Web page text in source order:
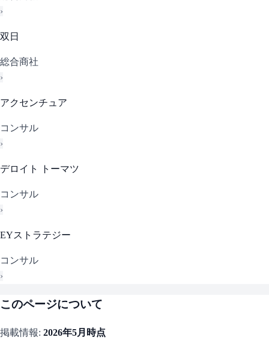
›
双日
総合商社
›
アクセンチュア
コンサル
›
デロイト トーマツ
コンサル
›
EYストラテジー
コンサル
›
このページについて
掲載情報: 2026年5月 時点